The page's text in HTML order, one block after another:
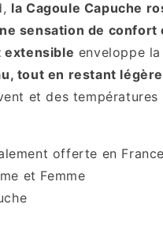
la Cagoule Capuche
sensation de confort
extensible enveloppe
tout en restant légère
et des températures
offerte en France
et Femme